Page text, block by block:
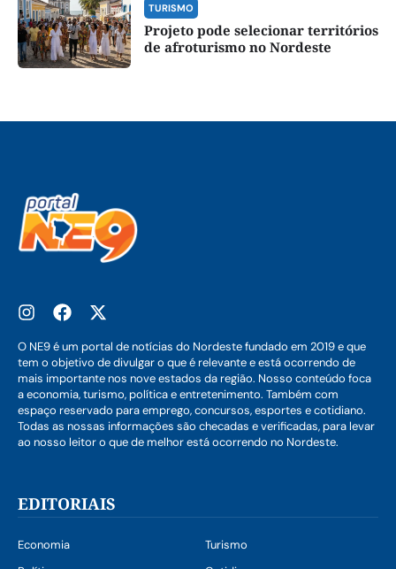
TURISMO
Projeto pode selecionar territórios
de afroturismo no Nordeste
O NE9 é um portal de notícias do Nordeste fundado em 2019 e que
tem o objetivo de divulgar o que é relevante e está ocorrendo de
mais importante nos nove estados da região. Nosso conteúdo foca
a economia, turismo, política e entretenimento. Também com
espaço reservado para emprego, concursos, esportes e cotidiano.
Todas as nossas informações são checadas e verificadas, para levar
ao nosso leitor o que de melhor está ocorrendo no Nordeste.
EDITORIAIS
Economia
Turismo